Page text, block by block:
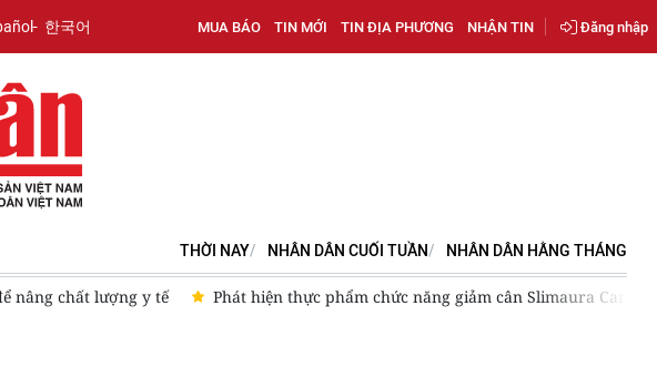
한국어 MUA BÁO TIN MỚI TIN ĐỊA PHƯƠNG NHẬN TIN Đăng nhập
THỜI NAY NHÂN DÂN CUỐI TUẦN NHÂN DÂN HẰNG THÁNG
nâng chất lượng y tế Phát hiện thực phẩm chức năng giảm cân Slimaura Care